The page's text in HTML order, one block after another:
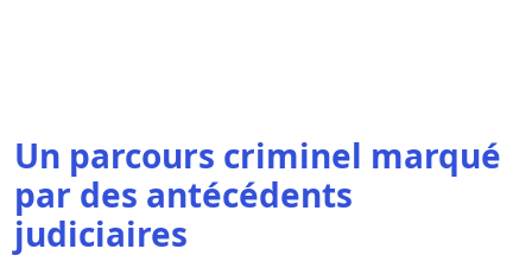
Un parcours criminel marqué
par des antécédents
judiciaires